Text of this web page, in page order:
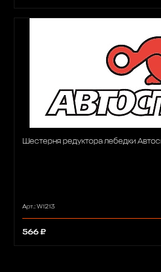
Шестерня редуктора лебедки
Арт.: W1213
566 ₽